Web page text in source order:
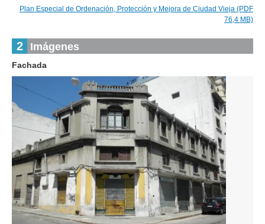
Plan Especial de Ordenación, Protección y Mejora de Ciudad Vieja (PDF
76,4 MB)
2 Imágenes
Fachada